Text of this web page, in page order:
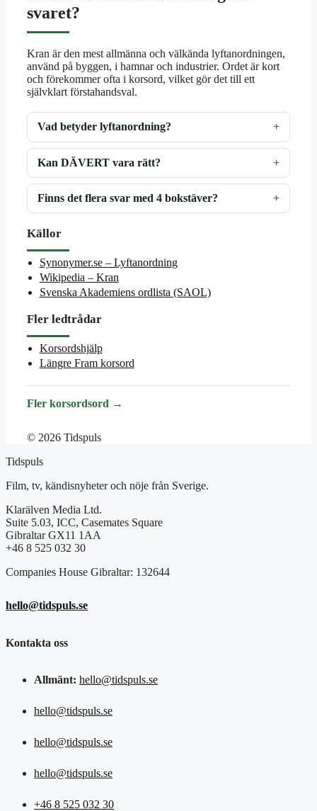
svaret?
Kran är den mest allmänna och välkända lyftanordningen,
använd på byggen, i hamnar och industrier. Ordet är kort
och förekommer ofta i korsord, vilket gör det till ett
självklart förstahandsval.
Vad betyder lyftanordning?
Kan DÄVERT vara rätt?
Finns det flera svar med 4 bokstäver?
Källor
Synonymer.se – Lyftanordning
Wikipedia – Kran
Svenska Akademiens ordlista (SAOL)
Fler ledtrådar
Korsordshjälp
Längre Fram korsord
Fler korsordsord →
© 2026 Tidspuls
Tidspuls
Film, tv, kändisnyheter och nöje från Sverige.
Klarälven Media Ltd.
Suite 5.03, ICC, Casemates Square
Gibraltar GX11 1AA
+46 8 525 032 30
Companies House Gibraltar: 132644
hello@tidspuls.se
Kontakta oss
Allmänt: hello@tidspuls.se
hello@tidspuls.se
hello@tidspuls.se
hello@tidspuls.se
+46 8 525 032 30